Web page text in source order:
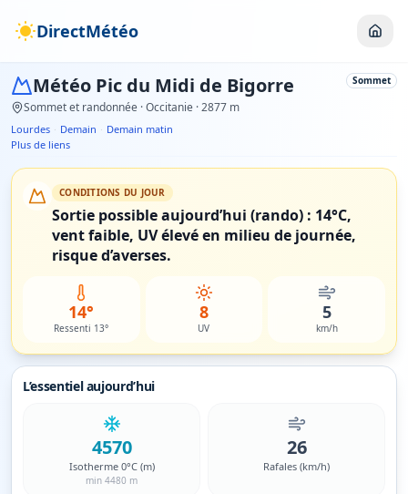
DirectMétéo
Météo Pic du Midi de Bigorre
Sommet et randonnée · Occitanie · 2877 m
Sommet
Lourdes · Demain · Demain matin
Plus de liens
CONDITIONS DU JOUR
Sortie possible aujourd’hui (rando) : 14°C,
vent faible, UV élevé en milieu de journée,
risque d’averses.
14°
Ressenti 13°
8
UV
5
km/h
L’essentiel aujourd’hui
4570
Isotherme 0°C (m)
min 4480 m
26
Rafales (km/h)